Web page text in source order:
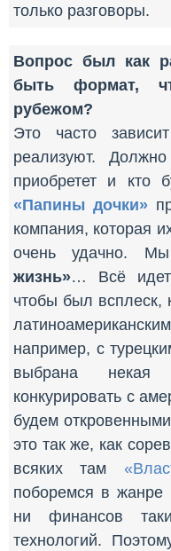
только разговоры.
Вопрос был как
быть формат,
рубежом?
Это часто
реализуют.
приобретет и кто
«Папины дочки»
компания, которая
очень удачно.
жизнь»… Всё идет
чтобы был всплеск,
например, с
выбрана
конкурировать с
будем
это так же, как
всяких там
поборемся в жанре
ни финансов
технологий.